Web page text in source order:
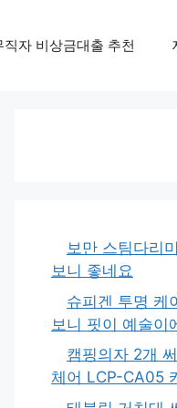
직자 비상금대출 추천
보만 스팀다리
보니 좋네요
슈피겐 투명 케
보니 핏이 예술이
캠핑의자 2개
체어 LCP-CA05